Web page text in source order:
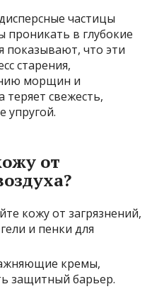
частицы
проникать в глубокие
показывают, что эти
старения,
морщин и
свежесть,
упругой.
от
кожу от загрязнений,
и пенки для
кремы,
защитный барьер.